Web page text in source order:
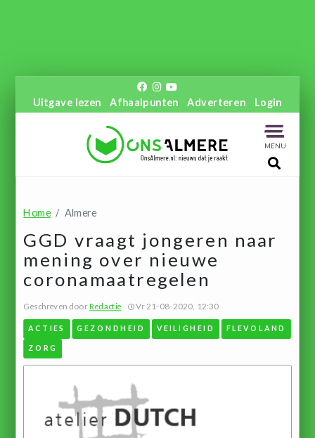
Uitgave lezen Afhaalpunten Adverteren Login
MENU
Home Almere
GGD vraagt jongeren naar
mening over nieuwe
coronamaatregelen
Geschreven doorRedactie Vr 21-08-2020, 12:30
ACTIES GEZONDHEID VEILIGHEID FLEVOLAND
ZORG